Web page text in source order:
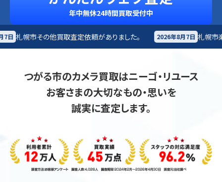
年中無休24時間買取受付中
依頼がありました。 2026年8月7日 札幌市 楽器買取査定依頼があり
つがる市のカメラ買取はニーゴ・リユース
お客さまの大切なもの・思いを
誠実に査定します。